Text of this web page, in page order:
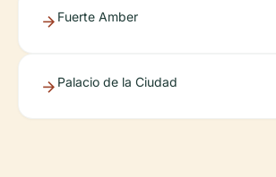
Fuerte Amber
Palacio de la Ciudad